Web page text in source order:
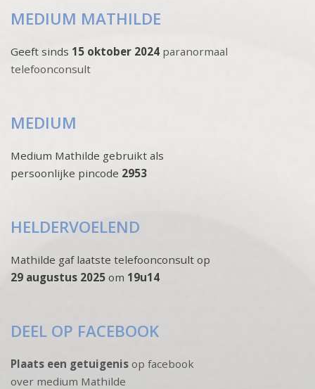
MEDIUM MATHILDE
Geeft sinds 15 oktober 2024 paranormaal
telefoonconsult
MEDIUM
Medium Mathilde gebruikt als
persoonlijke pincode 2953
HELDERVOELEND
Mathilde gaf laatste telefoonconsult op
29 augustus 2025 om 19u14
DEEL OP FACEBOOK
Plaats een getuigenis op facebook
over medium Mathilde